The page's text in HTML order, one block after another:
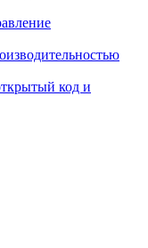
код и